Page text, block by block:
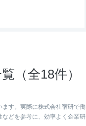
（全18件）
す。実際に株式会社宿研で働
どを参考に、効率よく企業研